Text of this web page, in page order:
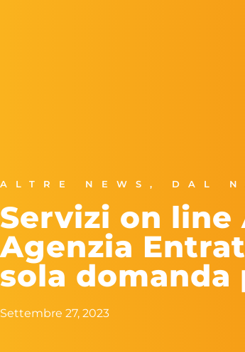
ALTRE NEWS , DAL
Servizi on line
Agenzia
sola domanda
Settembre 27, 2023